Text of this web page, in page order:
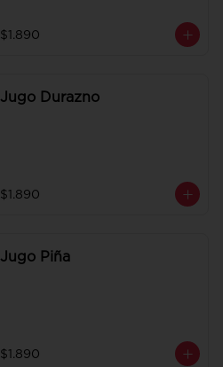
$1.890
Jugo Durazno
$1.890
Jugo Piña
$1.890